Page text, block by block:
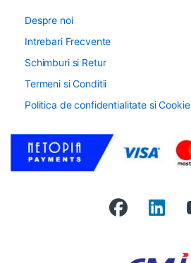
Despre noi
Intrebari Frecvente
Schimburi si Retur
Termeni si Conditii
Politica de confidentialitate si Cookie